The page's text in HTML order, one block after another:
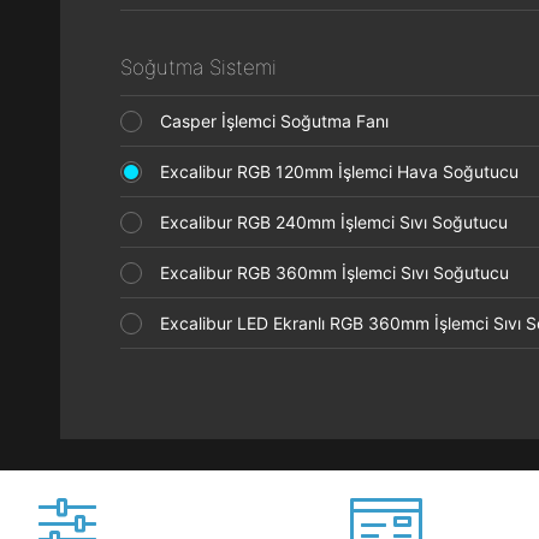
Soğutma Sistemi
Casper İşlemci Soğutma Fanı
Excalibur RGB 120mm İşlemci Hava Soğutucu
Excalibur RGB 240mm İşlemci Sıvı Soğutucu
Excalibur RGB 360mm İşlemci Sıvı Soğutucu
Excalibur LED Ekranlı RGB 360mm İşlemci